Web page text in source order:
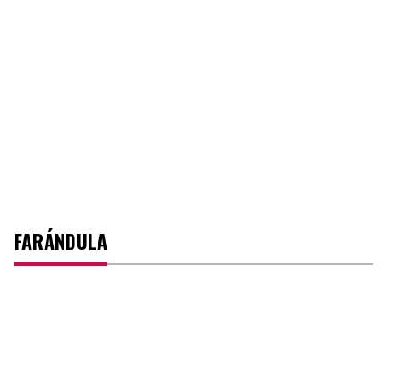
FARÁNDULA